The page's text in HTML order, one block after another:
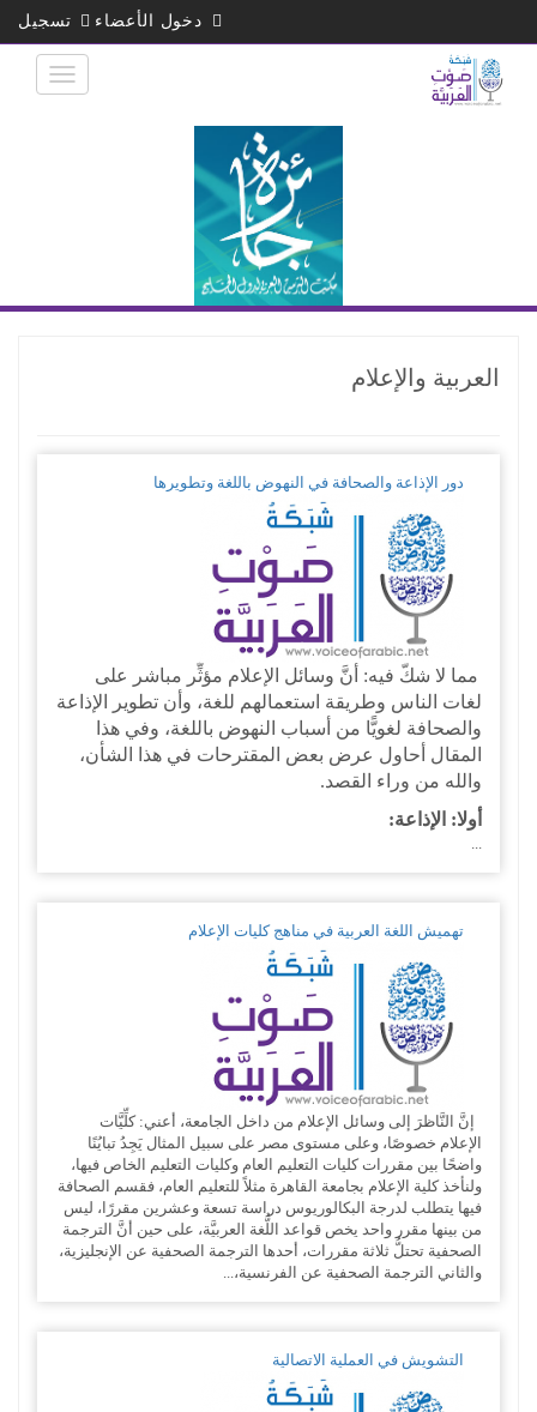
الرئيسي
دخول الأعضاء تسجيل
العربية والإعلام
دور الإذاعة والصحافة في النهوض باللغة وتطويرها
مما لا شكَّ فيه: أنَّ وسائل الإعلام مؤثِّر مباشر على
لغات الناس وطريقة استعمالهم للغة، وأن تطوير الإذاعة
والصحافة لغويًّا من أسباب النهوض باللغة، وفي هذا
المقال أحاول عرض بعض المقترحات في هذا الشأن،
والله من وراء القصد.
أولا: الإذاعة:
...
تهميش اللغة العربية في مناهج كليات الإعلام
إنَّ النَّاظرَ إلى وسائل الإعلام من داخل الجامعة، أعني: كلِّيَّات
الإعلام خصوصًا، وعلى مستوى مصر على سبيل المثال يَجِدُ تبايُنًا
واضحًا بين مقررات كليات التعليم العام وكليات التعليم الخاص فيها،
ولنأخذ كلية الإعلام بجامعة القاهرة مثلاً للتعليم العام، فقسم الصحافة
فيها يتطلب لدرجة البكالوريوس دراسة تسعة وعشرين مقررًا، ليس
من بينها مقرر واحد يخص قواعد اللُّغة العربيَّة، على حين أنَّ الترجمة
الصحفية تحتلُّ ثلاثة مقررات، أحدها الترجمة الصحفية عن الإنجليزية،
والثاني الترجمة الصحفية عن الفرنسية،...
التشويش في العملية الاتصالية